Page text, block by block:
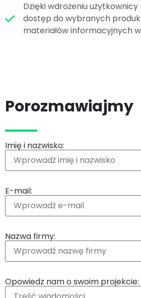
Dzięki wdrożeniu użytkownicy
dostęp do wybranych
materiałów informacyjnych
Porozmawiajmy
Imię i nazwisko:
E-mail:
Nazwa firmy:
Opowiedz nam o swoim projekcie: